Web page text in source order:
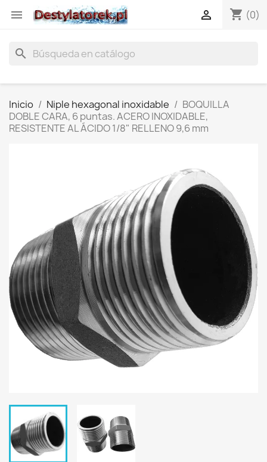
 shopping_cart (0)

search
Inicio Niple hexagonal inoxidable
BOQUILLA
DOBLE CARA, 6 puntas. ACERO INOXIDABLE,
RESISTENTE AL ÁCIDO 1/8" RELLENO 9,6 mm